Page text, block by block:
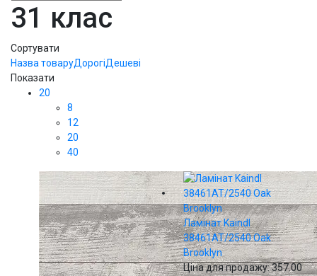
31 клас
Сортувати
Назва товаруДорогіДешеві
Показати
20
8
12
20
40
Ламінат Kaindl
38461AT/2540 Oak
Brooklyn
Ціна для продажу:357.00